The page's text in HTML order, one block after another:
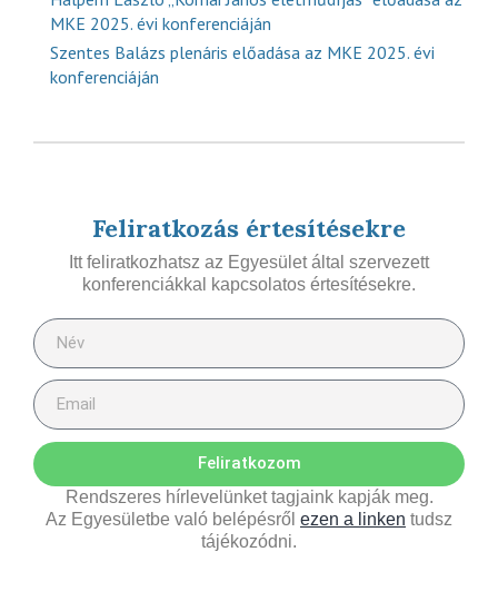
MKE 2025. évi konferenciáján
Szentes Balázs plenáris előadása az MKE 2025. évi
konferenciáján
Feliratkozás értesítésekre
Itt feliratkozhatsz az Egyesület által szervezett
konferenciákkal kapcsolatos értesítésekre.
Feliratkozom
Rendszeres hírlevelünket tagjaink kapják meg.
Az Egyesületbe való belépésről ezen a linken tudsz
tájékozódni.